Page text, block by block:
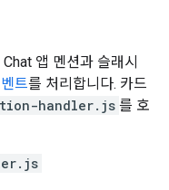
앱 멘션과 슬래시
트를 처리합니다. 카드
handler.js 를 호